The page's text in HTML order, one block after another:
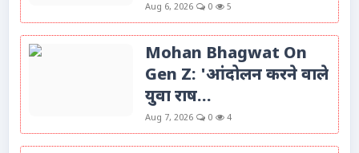
Aug 6, 2026 0 5
Mohan Bhagwat On
Gen Z: 'आंदोलन करने वाले
युवा राष...
Aug 7, 2026 0 4